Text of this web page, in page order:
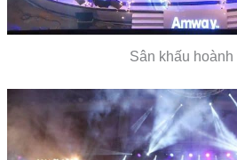
Sân khấu hoành